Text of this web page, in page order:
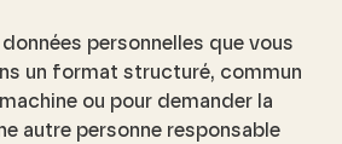
personnelles que vous
un format structuré, commun
ou pour demander la
autre personne responsable